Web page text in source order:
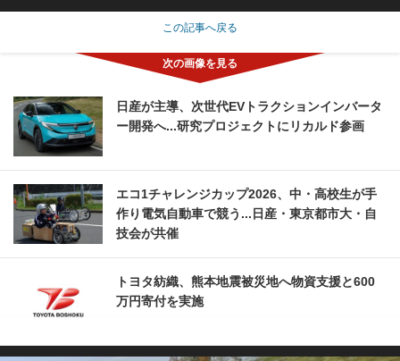
この記事へ戻る
日産が主導、次世代EVトラクションインバータ
ー開発へ...研究プロジェクトにリカルド参画
エコ1チャレンジカップ2026、中・高校生が手
作り電気自動車で競う...日産・東京都市大・自
技会が共催
トヨタ紡織、熊本地震被災地へ物資支援と600
万円寄付を実施